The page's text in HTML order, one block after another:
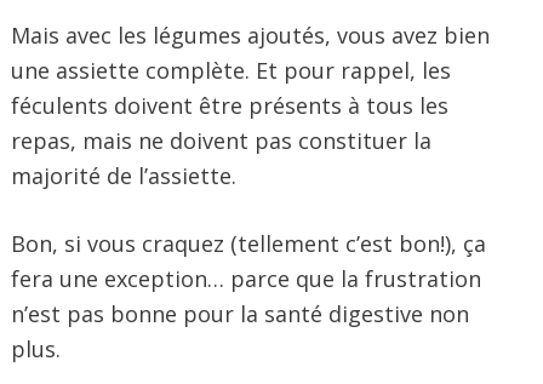
Mais avec les légumes ajoutés, vous avez bien
une assiette complète. Et pour rappel, les
féculents doivent être présents à tous les
repas, mais ne doivent pas constituer la
majorité de l’assiette.
Bon, si vous craquez (tellement c’est bon!), ça
fera une exception… parce que la frustration
n’est pas bonne pour la santé digestive non
plus.